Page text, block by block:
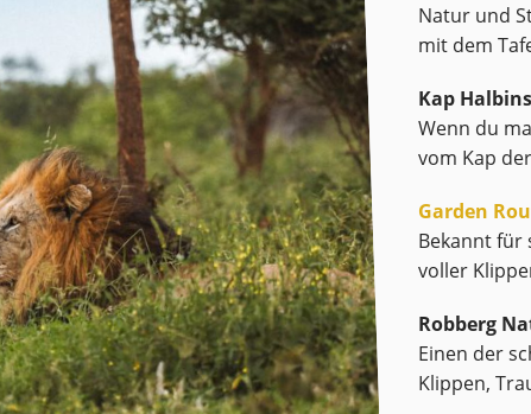
Natur und
mit dem
Kap
Wenn du
vom Kap
Garden
Bekannt für
voller
Robberg
Einen der
Klippen,